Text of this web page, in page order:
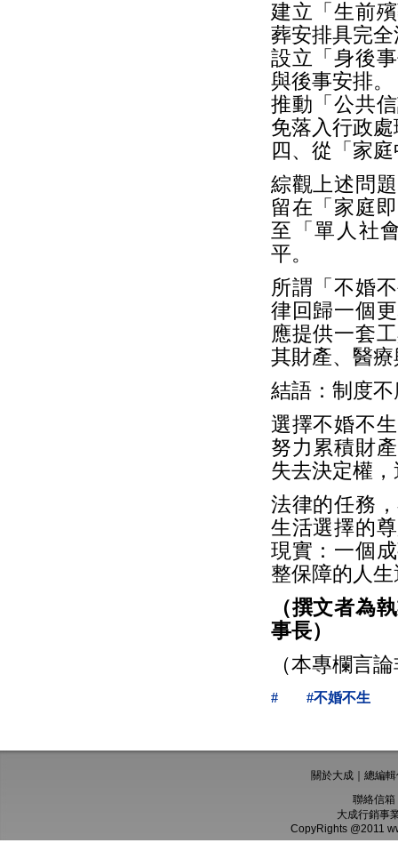
建立「生前
葬安排具完
設立「身後
與後事安排。
推動「公共
免落入行政
四、從「家
綜觀上述問
留在「家庭
至「單人社
平。
所謂「不婚
律回歸一個
應提供一套
其財產、醫
結語：制度
選擇不婚不
努力累積財
失去決定權
法律的任務
生活選擇的
現實：一個
整保障的人
（撰文者為
事長）
（本專欄言
# #不婚不生